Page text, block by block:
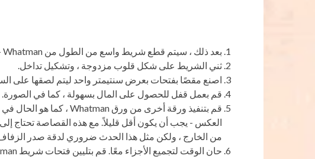
بعد ذلك ، سيتم قطع شريط واسع من الطول من Whatman - سيصبح أساس جسم الصدر المستقبلي.
ثني الشريط على شكل قلوب مزدوجة ، وتشكيل تداخل.
اصنع مقصًا بفتحات بعرض سنتيمتر واحد ليتم لصقها على
قم بعمل قفل للحصول على المال بسهولة ، كما في الصورة.
العكس - يجب أن يكون أقل قليلاً. مع هذه القصاصة تحتاج
من الخارج ، ولكن مثل هذا الحدث ضروري لدقة صدر